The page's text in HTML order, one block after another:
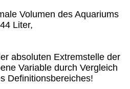
Volumen des Aquariums
Liter,
absoluten Extremstelle der
Variable durch Vergleich
Definitionsbereiches!